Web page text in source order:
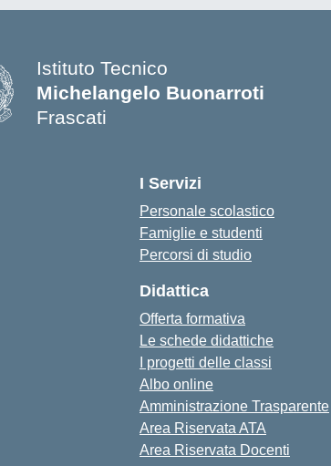
Istituto Tecnico
Michelangelo Buonarroti
Frascati
I Servizi
Personale scolastico
Famiglie e studenti
Percorsi di studio
Didattica
Offerta formativa
Le schede didattiche
I progetti delle classi
Albo online
Amministrazione Trasparente
Area Riservata ATA
Area Riservata Docenti